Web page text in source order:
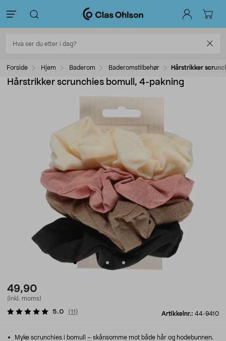
Forside Hjem Baderom Baderomstilbehør Hårstrikker
Hårstrikker scrunchies bomull, 4-pakning
49,90
(inkl. moms)
Artikkelnr.: 44-9410
5.0 (11 )
Myke scrunchies i bomull – skånsomme mot både hår og hodebunnen.